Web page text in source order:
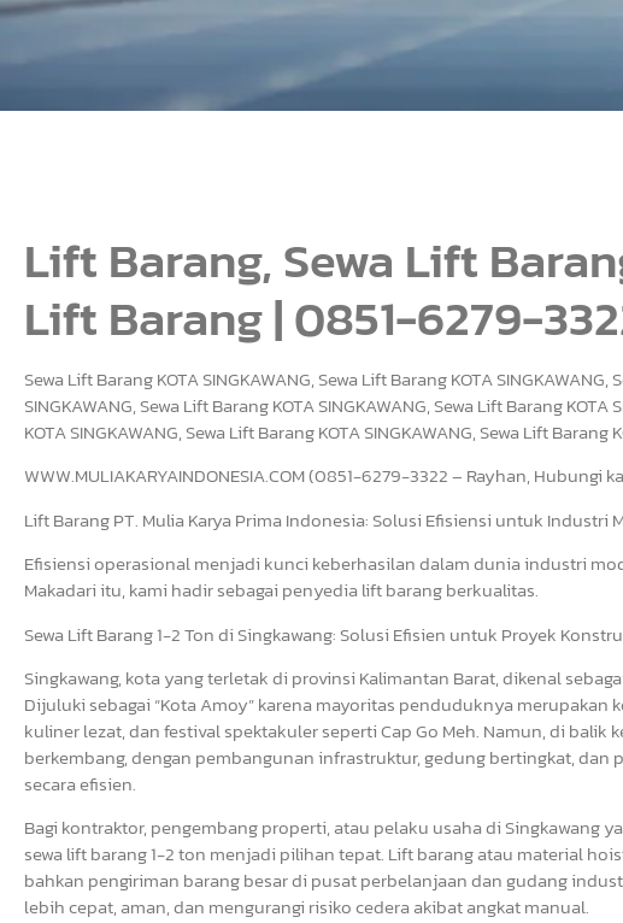
Lift Barang, Sewa Lift
Lift Barang | 0851-6279-
Sewa Lift Barang KOTA SINGKAWANG, Sewa Lift Barang KOTA
SINGKAWANG, Sewa Lift Barang KOTA SINGKAWANG, Sewa Lift Barang
KOTA SINGKAWANG, Sewa Lift Barang KOTA SINGKAWANG, Sewa Lift Barang
WWW.MULIAKARYAINDONESIA.COM (0851-6279-3322 – Rayhan,
Lift Barang PT. Mulia Karya Prima Indonesia: Solusi Efisiensi untuk Industri
Efisiensi operasional menjadi kunci keberhasilan dalam dunia industri
Makadari itu, kami hadir sebagai penyedia lift barang berkualitas.
Sewa Lift Barang 1-2 Ton di Singkawang: Solusi Efisien untuk Proyek
Singkawang, kota yang terletak di provinsi Kalimantan Barat, dikenal
Dijuluki sebagai “Kota Amoy” karena mayoritas penduduknya
kuliner lezat, dan festival spektakuler seperti Cap Go Meh. Namun, di
berkembang, dengan pembangunan infrastruktur, gedung bertingkat,
secara efisien.
Bagi kontraktor, pengembang properti, atau pelaku usaha di Singkawang
sewa lift barang 1-2 ton menjadi pilihan tepat. Lift barang atau material
bahkan pengiriman barang besar di pusat perbelanjaan dan gudang
lebih cepat, aman, dan mengurangi risiko cedera akibat angkat manual.